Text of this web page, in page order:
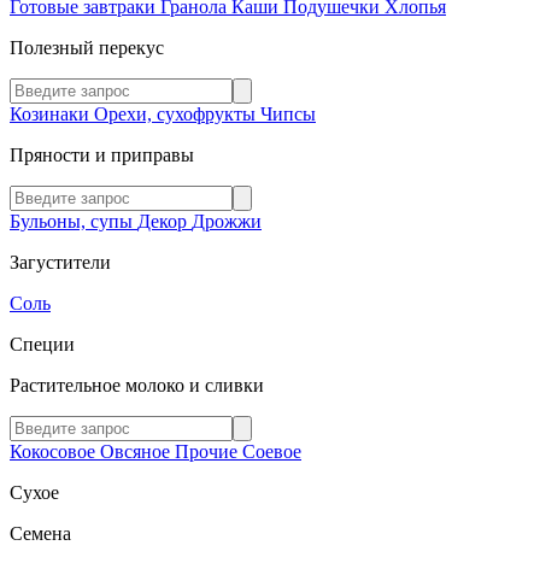
Готовые завтраки Гранола Каши Подушечки Хлопья
Полезный перекус
Козинаки Орехи, сухофрукты Чипсы
Пряности и приправы
Бульоны, супы Декор Дрожжи
Загустители
Соль
Специи
Растительное молоко и сливки
Кокосовое Овсяное Прочие Соевое
Сухое
Семена